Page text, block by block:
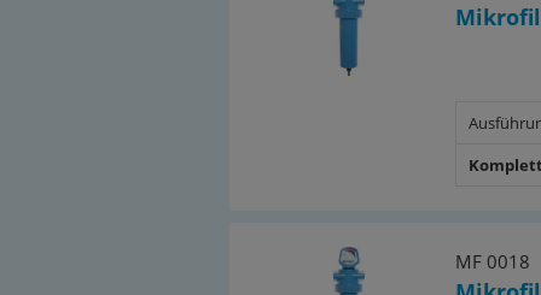
MF 0018